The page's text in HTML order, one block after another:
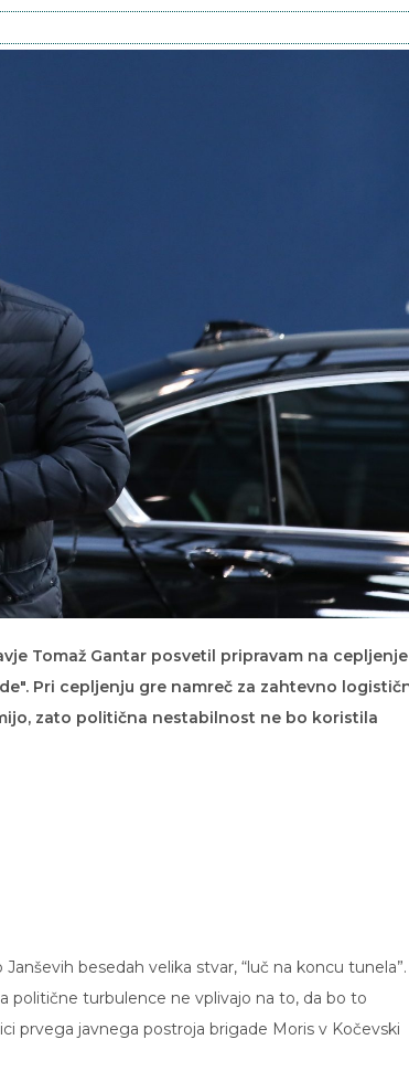
Tomaž Gantar posvetil pripravam na cepljenje
Pri cepljenju gre namreč za zahtevno
zato politična nestabilnost ne bo koristila
besedah velika stvar, “luč na koncu tunela”.
politične turbulence ne vplivajo na to, da bo to
prvega javnega postroja brigade Moris v Kočevski